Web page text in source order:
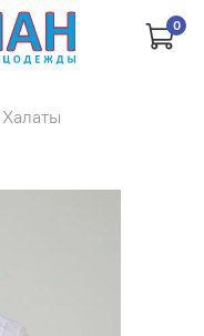
0
Халаты